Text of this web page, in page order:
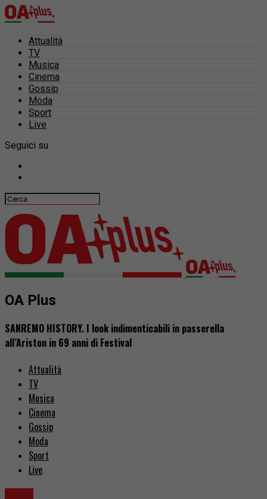
Attualità
TV
Musica
Cinema
Gossip
Moda
Sport
Live
Seguici su
OA Plus
SANREMO HISTORY. I look indimenticabili in passerella
all’Ariston in 69 anni di Festival
Attualità
TV
Musica
Cinema
Gossip
Moda
Sport
Live